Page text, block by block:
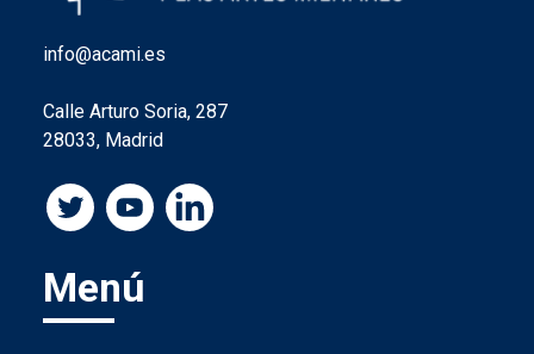
info@acami.es
Calle Arturo Soria, 287
28033, Madrid
Menú